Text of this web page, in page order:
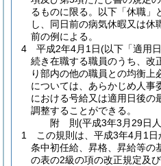
るものに限る。以下「休職」
し、同日前の病気休暇又は休
前の例による。
4
平成2年4月1日(以下「適用
続き在職する職員のうち、改
り部内の他の職員との均衡
については、あらかじめ人事
における号給又は適用日後の
調整することができる。
附 則(平成3年3月29日
1
この規則は、平成3年4月1日
条中初任給、昇格、昇給等の
の表の2級の項の改正規定及